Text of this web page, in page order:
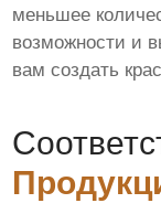
меньшее
возможности и
вам создать